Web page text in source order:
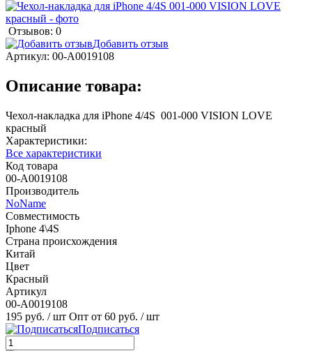
Отзывов: 0
Добавить отзыв
Артикул: 00-А0019108
Описание товара:
Чехол-накладка для iPhone 4/4S 001-000 VISION LOVE
красный
Характеристики:
Все характеристики
Код товара
00-А0019108
Производитель
NoName
Совместимость
Iphone 4\4S
Страна происхождения
Китай
Цвет
Красный
Артикул
00-А0019108
195 руб. / шт Опт от 60 руб. / шт
Подписаться